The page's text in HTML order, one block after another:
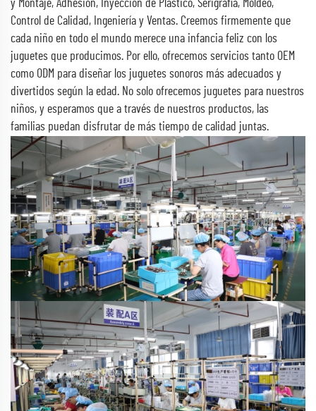
y Montaje, Adhesión, Inyección de Plástico, Serigrafía, Moldeo,
Control de Calidad, Ingeniería y Ventas. Creemos firmemente que
cada niño en todo el mundo merece una infancia feliz con los
juguetes que producimos. Por ello, ofrecemos servicios tanto OEM
como ODM para diseñar los juguetes sonoros más adecuados y
divertidos según la edad. No solo ofrecemos juguetes para nuestros
niños, y esperamos que a través de nuestros productos, las
familias puedan disfrutar de más tiempo de calidad juntas.